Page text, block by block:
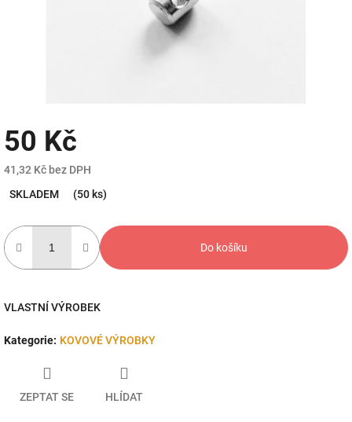
50 Kč
41,32 Kč bez DPH
cena:
SKLADEM (50 ks)
Do košíku
VLASTNÍ VÝROBEK
Kategorie: KOVOVÉ VÝROBKY
ZEPTAT SE HLÍDAT